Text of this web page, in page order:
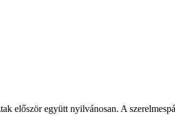
először együtt nyilvánosan. A